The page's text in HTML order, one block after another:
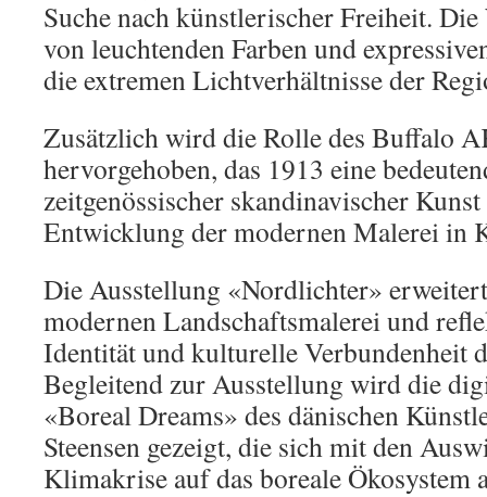
Suche nach künstlerischer Freiheit.
von leuchtenden Farben und
die extremen Lichtverhältnisse der
Zusätzlich wird die Rolle des Buffalo
hervorgehoben, das 1913 eine
zeitgenössischer skandinavischer
Entwicklung der modernen Malerei in
Die Ausstellung «Nordlichter»
modernen Landschaftsmalerei und
Identität und kulturelle Verbundenheit
Begleitend zur Ausstellung wird die
«Boreal Dreams» des dänischen
Steensen gezeigt, die sich mit den
Klimakrise auf das boreale Ökosystem